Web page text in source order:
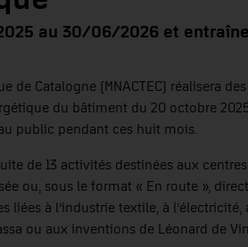
au 30/06/2026 et
de Catalogne (MNACTEC) réalisera
du bâtiment du 20 octobre
public pendant ces huit mois.
de 13 activités destinées aux
ou, sous le format « En route »,
liées à l’industrie textile, à l’électricité,
ou aux inventions de Léonard de